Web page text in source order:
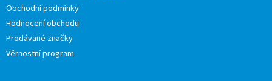
Obchodní podmínky
Hodnocení obchodu
Prodávané značky
Věrnostní program